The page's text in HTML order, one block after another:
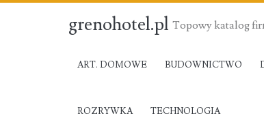
grenohotel.pl Topowy katalog
ART. DOMOWE BUDOWNICTWO
ROZRYWKA TECHNOLOGIA